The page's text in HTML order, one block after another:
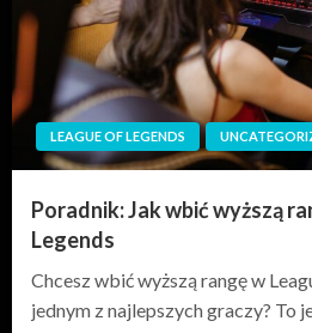
LEAGUE OF LEGENDS
Poradnik: Jak wbić wyższą
Legends
Chcesz wbić wyższą rangę w
jednym z najlepszych graczy? To